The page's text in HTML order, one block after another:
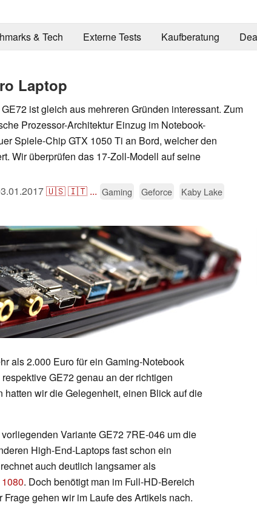
& Tech Externe Tests Kaufberatung
Laptop
ist gleich aus mehreren Gründen interessant. Zum
Prozessor-Architektur Einzug im Notebook-
Spiele-Chip GTX 1050 Ti an Bord, welcher den
Wir überprüfen das 17-Zoll-Modell auf seine
🇺🇸🇮🇹 ... Gaming Geforce
Kaby Lake
als 2.000 Euro für ein Gaming-Notebook
respektive GE72 genau an der richtigen
wir die Gelegenheit, einen Blick auf die
Variante GE72 7RE-046 um die
High-End-Laptops fast schon ein
rechnet auch deutlich langsamer als
. Doch benötigt man im Full-HD-Bereich
gehen wir im Laufe des Artikels nach.